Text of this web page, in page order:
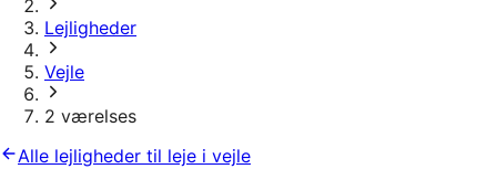
Lejligheder
Vejle
2 værelses
Alle lejligheder til leje i vejle